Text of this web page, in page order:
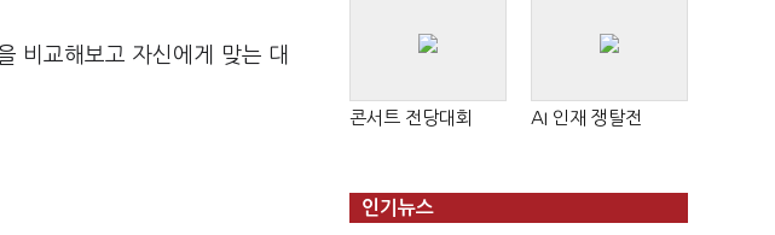
비교해보고 자신에게 맞는 대
콘서트 전당대회 AI 인재 쟁탈전
인기뉴스